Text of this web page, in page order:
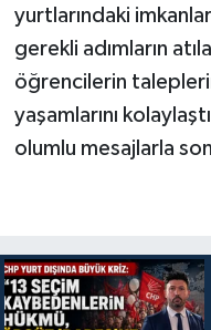
yurtlarındaki
gerekli adımların
öğrencilerin
yaşamlarını
olumlu mesajlarla